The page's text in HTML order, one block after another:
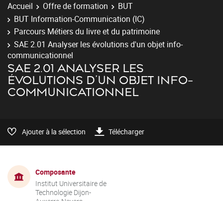
Accueil Offre de formation
BUT
BUT Information-Communication (IC)
Parcours Métiers du livre et du patrimoine
SAE 2.01 Analyser les évolutions d'un objet info-
communicationnel
SAE 2.01 ANALYSER LES
ÉVOLUTIONS D'UN OBJET INFO-
COMMUNICATIONNEL
Ajouter à la sélection Télécharger
Composante
Institut Universitaire de
Technologie Dijon-